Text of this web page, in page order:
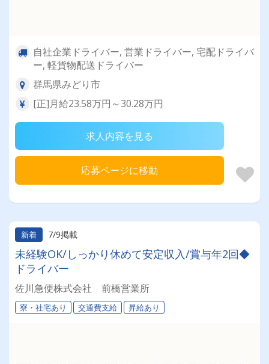
自社企業ドライバー, 営業ドライバー, 宅配ドライバ
ー, 軽貨物配送ドライバー
群馬県みどり市
[正]月給23.58万円～30.28万円
求人内容を見る
応募ページに移動
新着 7/9掲載
未経験OK/しっかり休めて安定収入/賞与年2回◆
ドライバー
佐川急便株式会社 前橋営業所
寮・社宅あり 交通費支給 昇給あり